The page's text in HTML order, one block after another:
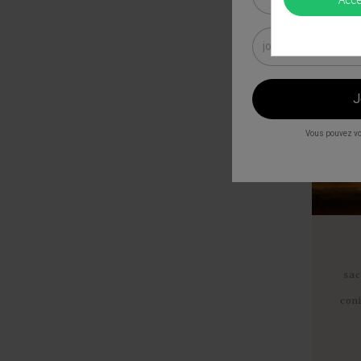
Vous pouvez